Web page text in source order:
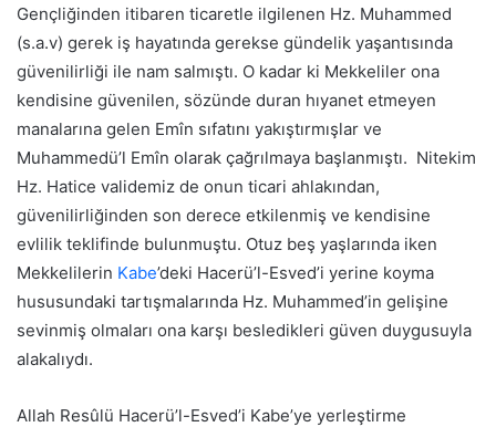
Gençliğinden itibaren ticaretle ilgilenen Hz. Muhammed
(s.a.v) gerek iş hayatında gerekse gündelik yaşantısında
güvenilirliği ile nam salmıştı. O kadar ki Mekkeliler ona
kendisine güvenilen, sözünde duran hıyanet etmeyen
manalarına gelen Emîn sıfatını yakıştırmışlar ve
Muhammedü’l Emîn olarak çağrılmaya başlanmıştı. Nitekim
Hz. Hatice validemiz de onun ticari ahlakından,
güvenilirliğinden son derece etkilenmiş ve kendisine
evlilik teklifinde bulunmuştu. Otuz beş yaşlarında iken
Mekkelilerin Kabe’deki Hacerü’l-Esved’i yerine koyma
hususundaki tartışmalarında Hz. Muhammed’in gelişine
sevinmiş olmaları ona karşı besledikleri güven duygusuyla
alakalıydı.
Allah Resûlü Hacerü’l-Esved’i Kabe’ye yerleştirme